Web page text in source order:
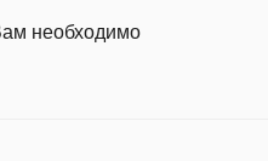
необходимо